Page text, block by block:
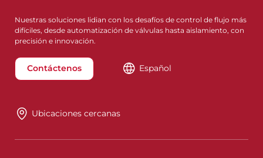
Nuestras soluciones lidian con los desafíos de control de flujo más
difíciles, desde automatización de válvulas hasta aislamiento, con
precisión e innovación.
Contáctenos Español
Ubicaciones cercanas